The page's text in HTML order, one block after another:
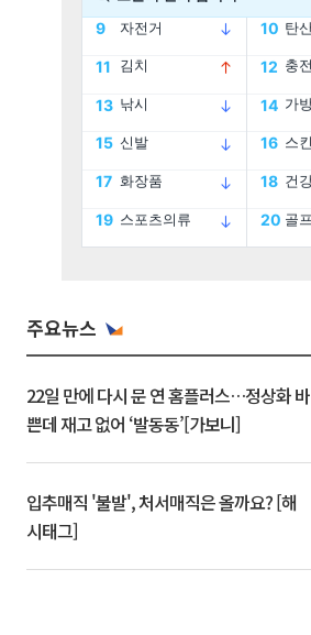
주요뉴스
22일 만에 다시 문 연 홈플러스…정상화 바
쁜데 재고 없어 ‘발동동’[가보니]
입추매직 '불발', 처서매직은 올까요? [해
시태그]